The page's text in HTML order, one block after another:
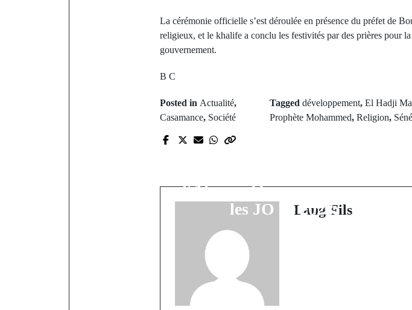
La cérémonie officielle s’est déroulée en présence du préfet de
religieux, et le khalife a conclu les festivités par des prières pour la
gouvernement.
B C
Posted in Actualité,
Casamance, Société
Tagged développement, El Hadji
Prophète Mohammed, Religion,
L'or pour le judoka
l'African Open, un pas vers
les JO de 2028
Lang Fils